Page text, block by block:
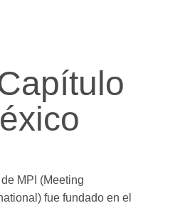
MPI (Meeting
fue fundado en el